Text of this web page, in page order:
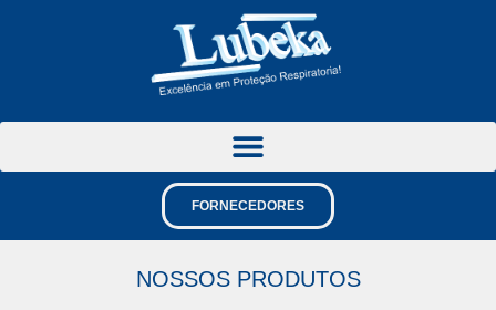
FORNECEDORES
NOSSOS PRODUTOS